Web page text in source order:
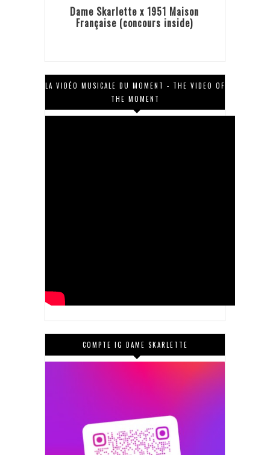
Dame Skarlette x 1951 Maison
Française (concours inside)
LA VIDÉO MUSICALE DU MOMENT - THE VIDEO OF
THE MOMENT
COMPTE IG DAME SKARLETTE